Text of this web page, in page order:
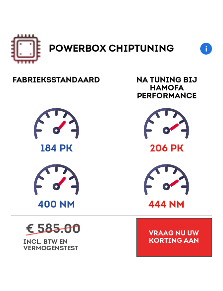
POWERBOX CHIPTUNING
FABRIEKSSTANDAARD
NA TUNING BIJ
HAMOFA
PERFORMANCE
184 PK
400 NM
206 PK
444 NM
€ 585.00
INCL. BTW EN
VERMOGENSTEST
VRAAG NU UW
KORTING AAN